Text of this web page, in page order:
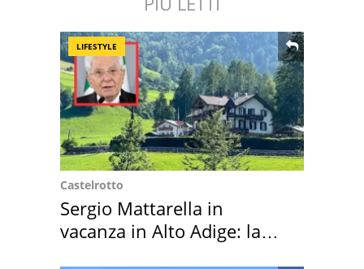
LIFESTYLE
Castelrotto
Sergio Mattarella in
vacanza in Alto Adige: la